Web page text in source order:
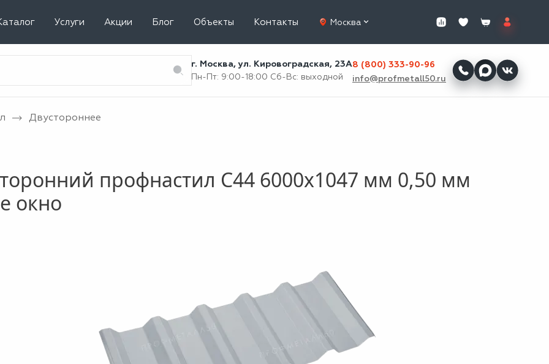
Услуги Акции Блог Объекты Контакты Москва
г. Москва, ул. Кировоградская, 23А
Пн-Пт: 9:00-18:00 Сб-Вс: выходной
8 (800) 333-90-96
info@profmetall50.ru
Двустороннее
профнастил С44 6000x1047 мм 0,50 мм
окно